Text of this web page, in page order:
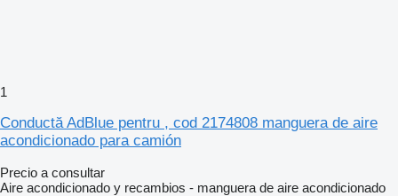
1
Conductă AdBlue pentru , cod 2174808 manguera de aire
acondicionado para camión
Precio a consultar
Aire acondicionado y recambios - manguera de aire acondicionado